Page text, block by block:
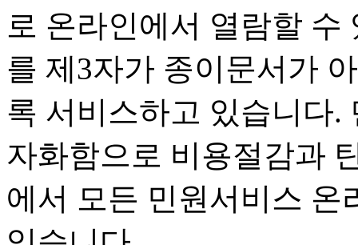
로 온라인에서 열람할 수
를 제3자가 종이문서가
록 서비스하고 있습니다.
자화함으로 비용절감과
에서 모든 민원서비스 온